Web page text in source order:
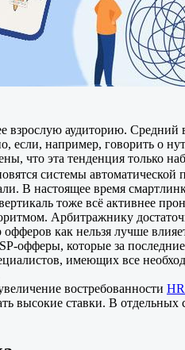
взрослую аудиторию. Средний
если, например, говорить о
что эта тенденция только
системы
В настоящее время
тоже всё активнее
Арбитражнику
как нельзя лучше
офферы, которые за
имеющих все
востребованности
высокие ставки. В